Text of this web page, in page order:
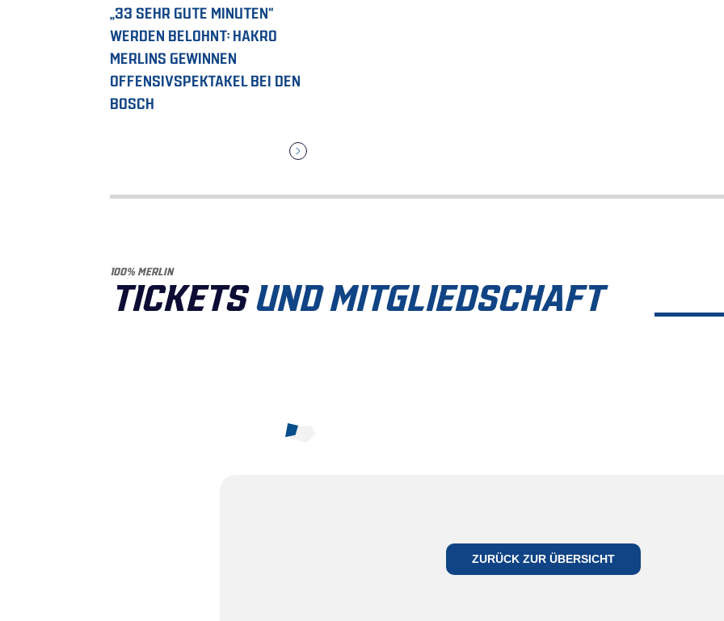
„33 SEHR GUTE MINUTEN“
WERDEN BELOHNT: HAKRO
MERLINS GEWINNEN
OFFENSIVSPEKTAKEL BEI DEN
BOSCH
100% MERLIN
TICKETSUND MITGLIEDSCHAFT
GEHT ZURÜCK ZUR ÜBERSICHT